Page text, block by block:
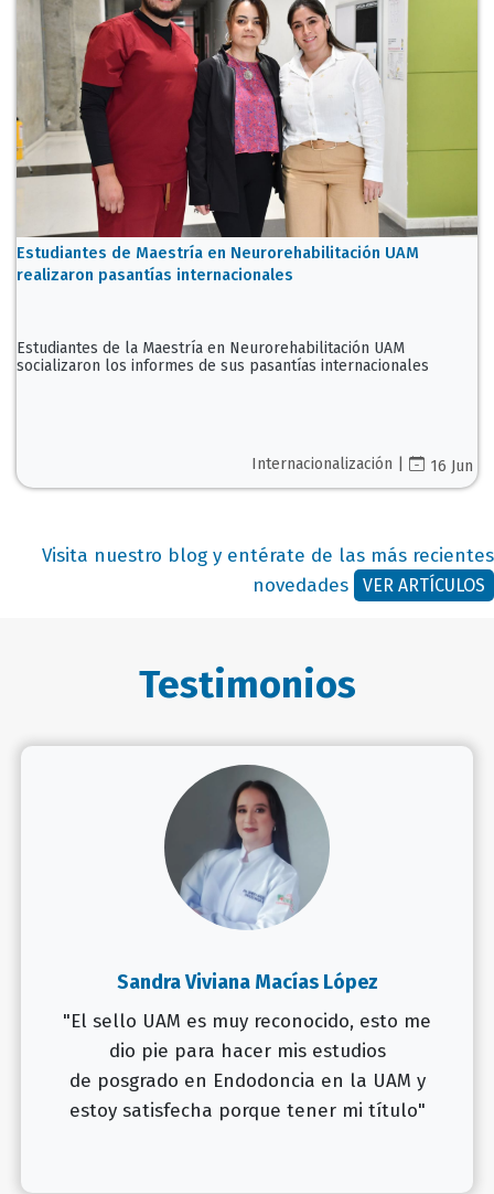
Estudiantes de Maestría en Neurorehabilitación UAM
realizaron pasantías internacionales
Estudiantes de la Maestría en Neurorehabilitación UAM
socializaron los informes de sus pasantías internacionales
Internacionalización | 16 Jun
Visita nuestro blog y entérate de las más recientes
novedades
VER ARTÍCULOS
Testimonios
Sandra Viviana Macías López
"El sello UAM es muy reconocido, esto me
dio pie para hacer mis estudios
de posgrado en Endodoncia en la UAM y
estoy satisfecha porque tener mi título"